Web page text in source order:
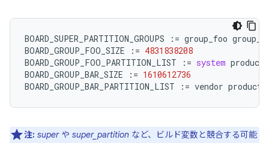
BOARD_SUPER_PARTITION_GROUPS := group_foo
BOARD_GROUP_FOO_SIZE
:= 4831838208
BOARD_GROUP_FOO_PARTITION_LIST
:= system
BOARD_GROUP_BAR_SIZE
:= 1610612736
BOARD_GROUP_BAR_PARTITION_LIST
:= vendor product
注: superや super_partition など、ビルド変数と競合する可能